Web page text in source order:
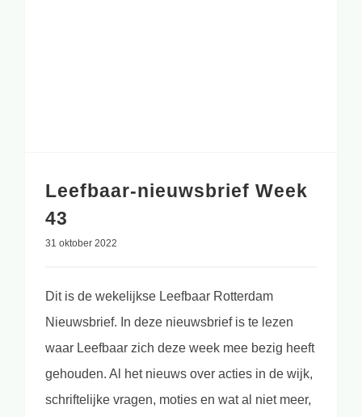
Leefbaar-nieuwsbrief Week
43
31 oktober 2022
Dit is de wekelijkse Leefbaar Rotterdam
Nieuwsbrief. In deze nieuwsbrief is te lezen
waar Leefbaar zich deze week mee bezig heeft
gehouden. Al het nieuws over acties in de wijk,
schriftelijke vragen, moties en wat al niet meer,